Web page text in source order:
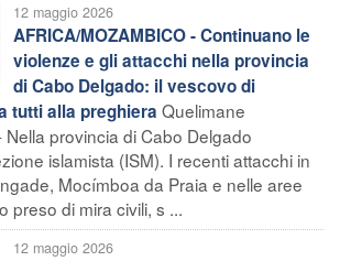
12 maggio 2026
AFRICA/MOZAMBICO - Continuano le
violenze e gli attacchi nella provincia
di Cabo Delgado: il vescovo di
tutti alla preghiera Quelimane
Nella provincia di Cabo Delgado
islamista (ISM). I recenti attacchi in
Mocímboa da Praia e nelle aree
preso di mira civili, s ...
12 maggio 2026